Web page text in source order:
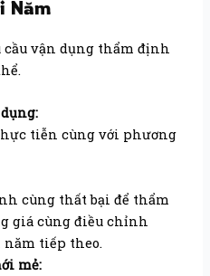
Năm
cầu vận dụng thẩm định
tiễn cùng với phương
cùng thất bại để thẩm
giá cùng điều chỉnh
tiếp theo.
mẻ: